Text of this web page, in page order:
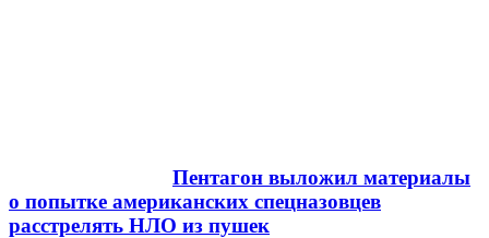
Пентагон выложил материалы
о попытке американских спецназовцев
расстрелять НЛО из пушек